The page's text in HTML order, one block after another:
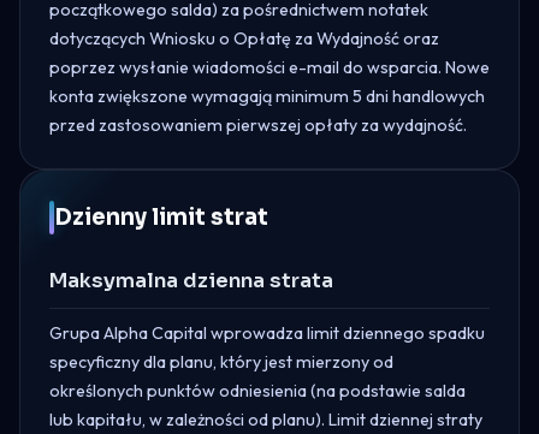
początkowego salda) za pośrednictwem notatek
dotyczących Wniosku o Opłatę za Wydajność oraz
poprzez wysłanie wiadomości e-mail do wsparcia. Nowe
konta zwiększone wymagają minimum 5 dni handlowych
przed zastosowaniem pierwszej opłaty za wydajność.
Dzienny limit strat
Maksymalna dzienna strata
Grupa Alpha Capital wprowadza limit dziennego spadku
specyficzny dla planu, który jest mierzony od
określonych punktów odniesienia (na podstawie salda
lub kapitału, w zależności od planu). Limit dziennej straty